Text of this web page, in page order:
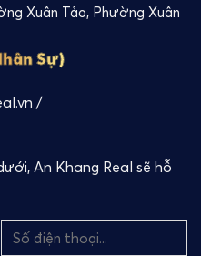
Xuân Tảo, Phường Xuân
Sự)
/
An Khang Real sẽ hỗ